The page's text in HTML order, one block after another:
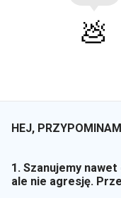
💩
HEJ,
1. Szanujemy
ale nie agresję.